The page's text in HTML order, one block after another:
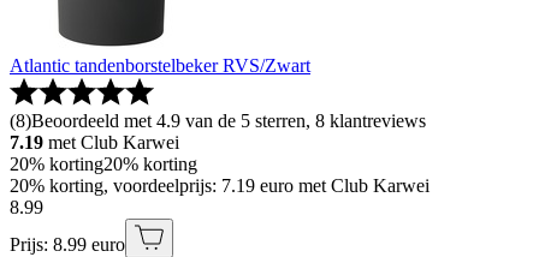
Atlantic tandenborstelbeker RVS/Zwart
(8)Beoordeeld met 4.9 van de 5 sterren, 8 klantreviews
7.19 met Club Karwei
20% korting20% korting
20% korting, voordeelprijs: 7.19 euro met Club Karwei
8.99
Prijs: 8.99 euro